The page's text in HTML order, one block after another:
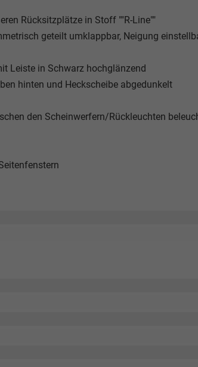
Rücksitzplätze in Stoff ""R-Line""
geteilt umklappbar, Neigung
Leiste in Schwarz hochglänzend
hinten und Heckscheibe abgedunkelt
den Scheinwerfern/Rückleuchten